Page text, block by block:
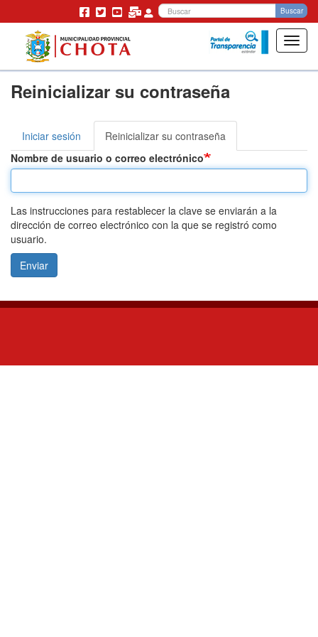
Pasar
Buscar
Reinicializar su contraseña
Solapas
principales
Iniciar sesión Reinicializar su contraseña
activa)
Nombre de usuario o correo electrónico
Las instrucciones para restablecer la clave se enviarán a la
dirección de correo electrónico con la que se registró como
usuario.
Enviar